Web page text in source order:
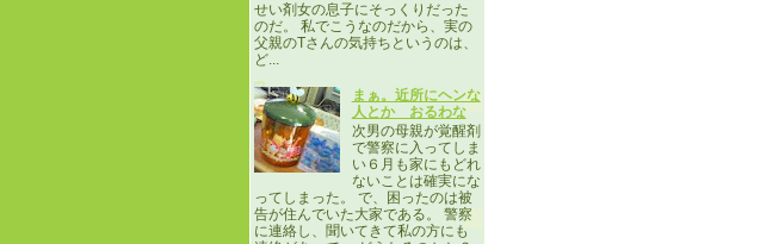
せい剤女の息子にそっくりだった
のだ。 私でこうなのだから、実の
父親のTさんの気持ちというのは、
ど...
まぁ。近所にヘンな
人とか おるわな
次男の母親が覚醒剤
で警察に入ってしま
い６月も家にもどれ
ないことは確実にな
ってしまった。 で、困ったのは被
告が住んでいた大家である。 警察
に連絡し、聞いてきて私の方にも